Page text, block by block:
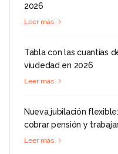
2026
Leer más
Tabla con las cuantías
viudedad en 2026
Leer más
Nueva jubilación
cobrar pensión y
Leer más